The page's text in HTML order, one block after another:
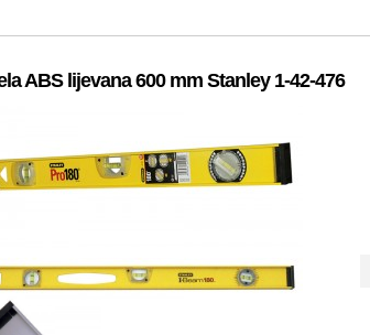
ABS lijevana 600 mm Stanley 1-42-476